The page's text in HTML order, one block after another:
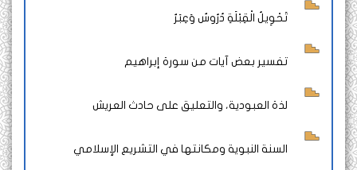
تَحْوِيلُ الْقِبْلَةِ دُرُوسٌ وَعِبَرٌ
تفسير بعض آيات من سورة إبراهيم
لذة العبودية، والتعليق على حادث العريش
السنة النبوية ومكانتها في التشريع الإسلامي